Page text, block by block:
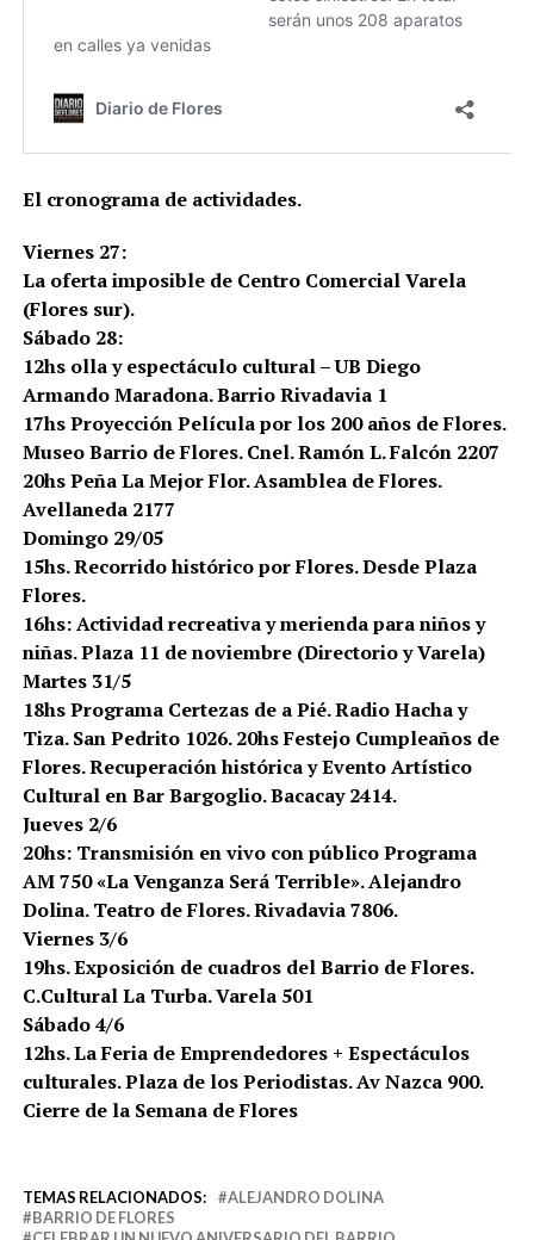
El cronograma de actividades.
Viernes 27:
La oferta imposible de Centro Comercial Varela
(Flores sur).
Sábado 28:
12hs olla y espectáculo cultural – UB Diego
Armando Maradona. Barrio Rivadavia 1
17hs Proyección Película por los 200 años de Flores.
Museo Barrio de Flores. Cnel. Ramón L. Falcón 2207
20hs Peña La Mejor Flor. Asamblea de Flores.
Avellaneda 2177
Domingo 29/05
15hs. Recorrido histórico por Flores. Desde Plaza
Flores.
16hs: Actividad recreativa y merienda para niños y
niñas. Plaza 11 de noviembre (Directorio y Varela)
Martes 31/5
18hs Programa Certezas de a Pié. Radio Hacha y
Tiza. San Pedrito 1026. 20hs Festejo Cumpleaños de
Flores. Recuperación histórica y Evento Artístico
Cultural en Bar Bargoglio. Bacacay 2414.
Jueves 2/6
20hs: Transmisión en vivo con público Programa
AM 750 «La Venganza Será Terrible». Alejandro
Dolina. Teatro de Flores. Rivadavia 7806.
Viernes 3/6
19hs. Exposición de cuadros del Barrio de Flores.
C.Cultural La Turba. Varela 501
Sábado 4/6
12hs. La Feria de Emprendedores + Espectáculos
culturales. Plaza de los Periodistas. Av Nazca 900.
Cierre de la Semana de Flores
TEMAS RELACIONADOS:
ALEJANDRO DOLINA
BARRIO DE FLORES